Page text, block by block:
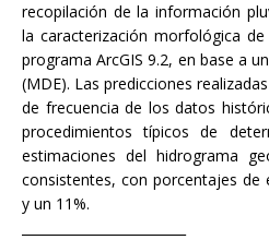
recopilación de la información
la caracterización morfológica
programa ArcGIS 9.2, en base a
(MDE). Las predicciones
de frecuencia de los datos
procedimientos típicos de
estimaciones del hidrograma
consistentes, con porcentajes
y un 11%.